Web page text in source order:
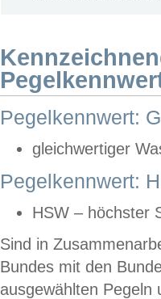
Pegelkennwert:
gleichwertiger
Pegelkennwert:
HSW – höchster
Sind in
Bundes mit den
ausgewählten